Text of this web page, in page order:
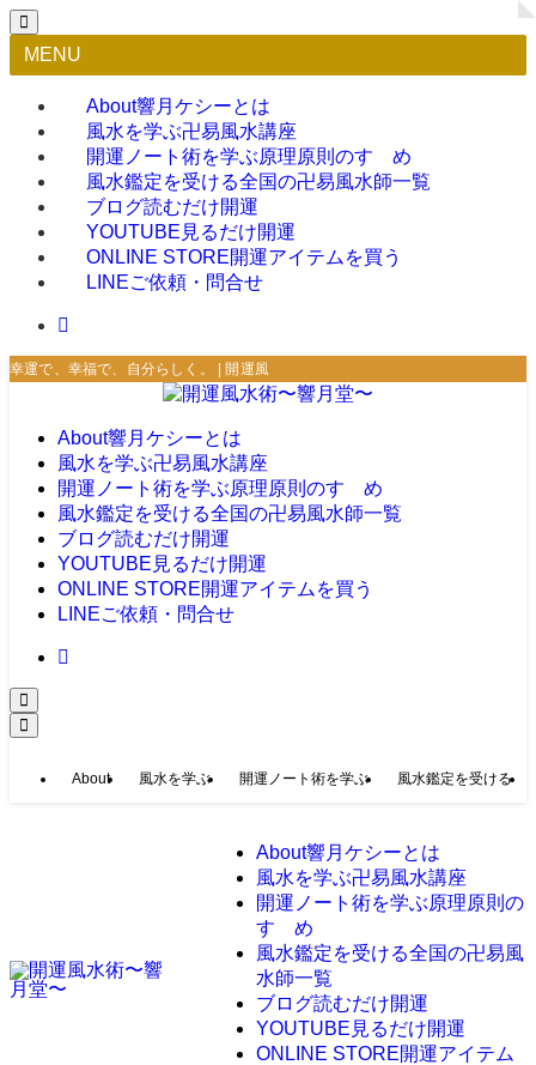
MENU
About響月ケシーとは
風水を学ぶ卍易風水講座
開運ノート術を学ぶ原理原則のすゝめ
風水鑑定を受ける全国の卍易風水師一覧
ブログ読むだけ開運
YOUTUBE 見るだけ開運
ONLINE STORE開運アイテムを買う
LINEご依頼・問合せ
幸運で、幸福で、自分らしく。 | 開運風水術〜響月堂〜
About響月ケシーとは
風水を学ぶ卍易風水講座
開運ノート術を学ぶ原理原則のすゝめ
風水鑑定を受ける全国の卍易風水師一覧
ブログ読むだけ開運
YOUTUBE 見るだけ開運
ONLINE STORE開運アイテムを買う
LINEご依頼・問合せ
About 風水を学ぶ 開運ノート術を学ぶ 風水鑑定を受ける
About響月ケシーとは
風水を学ぶ卍易風水講座
開運ノート術を学ぶ原理原則の
すゝめ
風水鑑定を受ける全国の卍易風
水師一覧
ブログ読むだけ開運
YOUTUBE 見るだけ開運
ONLINE STORE開運アイテム